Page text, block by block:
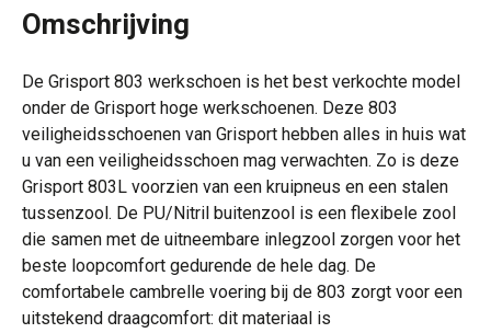
Omschrijving
De Grisport 803 werkschoen is het best verkochte model
onder de Grisport hoge werkschoenen. Deze 803
veiligheidsschoenen van Grisport hebben alles in huis wat
u van een veiligheidsschoen mag verwachten. Zo is deze
Grisport 803L voorzien van een kruipneus en een stalen
tussenzool. De PU/Nitril buitenzool is een flexibele zool
die samen met de uitneembare inlegzool zorgen voor het
beste loopcomfort gedurende de hele dag. De
comfortabele cambrelle voering bij de 803 zorgt voor een
uitstekend draagcomfort: dit materiaal is